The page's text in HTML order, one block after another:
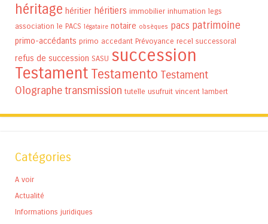
héritage héritier héritiers immobilier inhumation legs
association le PACS légataire notaire obsèques pacs patrimoine
primo-accédants primo accedant Prévoyance recel successoral
refus de succession SASU succession
Testament Testamento Testament
Olographetransmission tutelle usufruit vincent lambert
Catégories
A voir
Actualité
Informations juridiques